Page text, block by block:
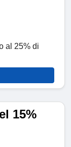
al 25% di
15%